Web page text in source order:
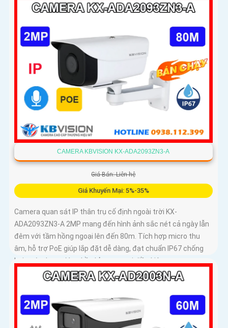
CAMERA KBVISION KX-ADA2093ZN3-A
Giá Bán: Liên hệ
Giá Khuyến Mại: 5%-35%
Camera quan sát IP thân trụ cố định ngoài trời KX-
ADA2093ZN3-A 2MP mang đến hình ảnh sắc nét cả ngày lẫn
đêm với tầm hồng ngoại lên đến 80m. Tích hợp micro thu
âm, hỗ trợ PoE giúp lắp đặt dễ dàng, đạt chuẩn IP67 chống
bụi nước, hoạt động bền bỉ trong mọi điều kiện